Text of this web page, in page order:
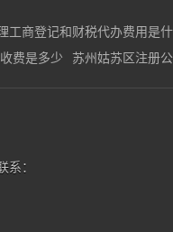
工商登记和财税代办费用是
费是多少 苏州姑苏区注册
系：